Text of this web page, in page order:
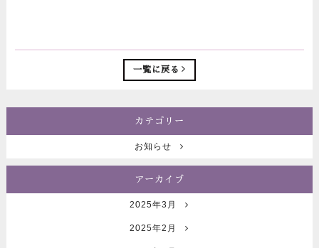
一覧に戻る
カテゴリー
お知らせ
アーカイブ
2025年3月
2025年2月